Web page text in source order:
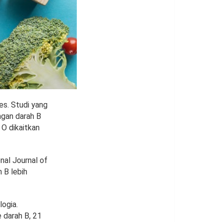
Studi yang
darah B
dikaitkan
Journal of
B lebih
B, 21